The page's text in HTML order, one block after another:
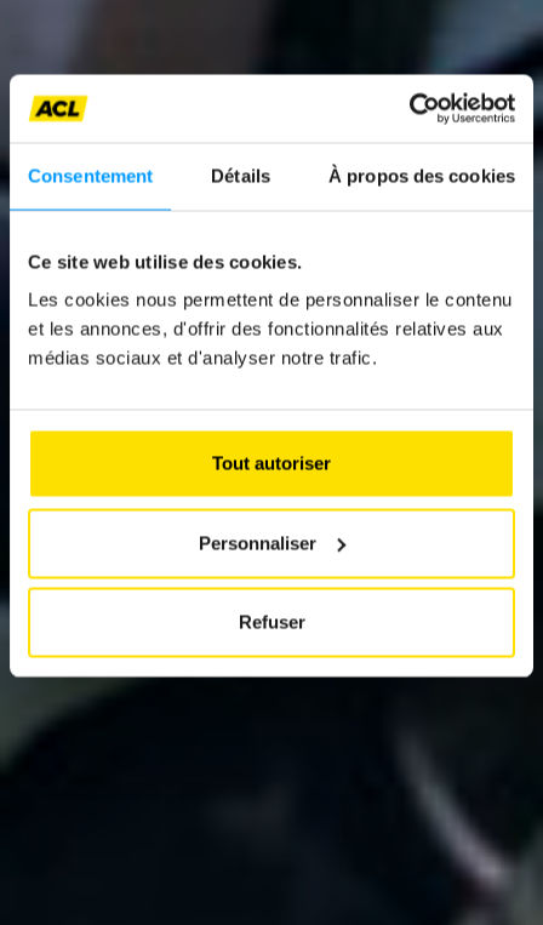
Consentement Détails À propos des cookies
Ce site web utilise des cookies.
Les cookies nous permettent de personnaliser le contenu
et les annonces, d'offrir des fonctionnalités relatives aux
médias sociaux et d'analyser notre trafic.
Tout autoriser
Personnaliser
Refuser
THE GERMAN HYPER
BMW M1000R